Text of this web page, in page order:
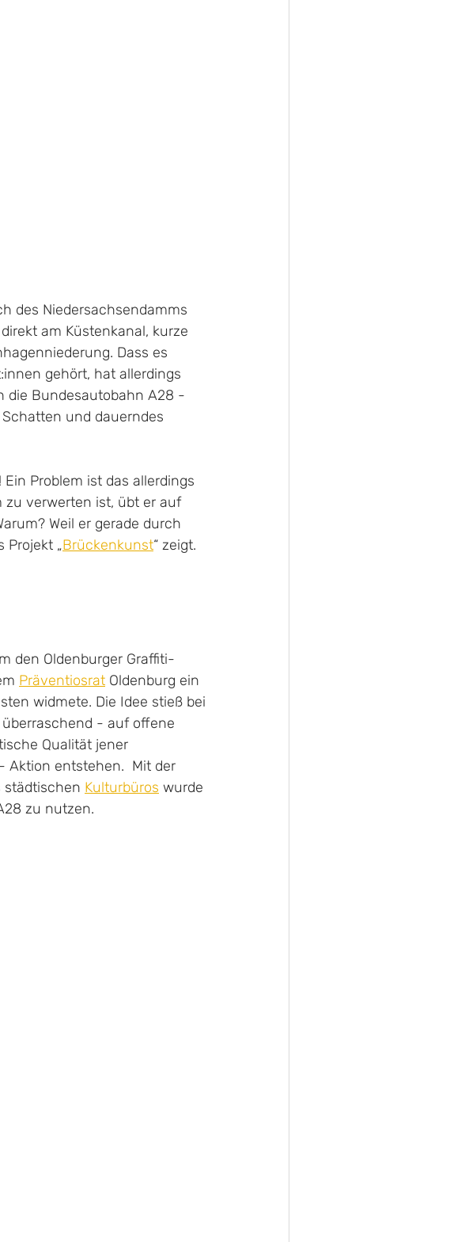
des Niedersachsendamms
am Küstenkanal, kurze
Dass es
gehört, hat allerdings
die Bundesautobahn A28 -
und dauerndes
Problem ist das allerdings
zu verwerten ist, übt er auf
Weil er gerade durch
Projekt „Brückenkunst“ zeigt.
den Oldenburger Graffiti-
Präventiosrat Oldenburg ein
widmete. Die Idee stieß bei
- auf offene
Qualität jener
Aktion entstehen.  Mit der
städtischen Kulturbüros wurde
zu nutzen.